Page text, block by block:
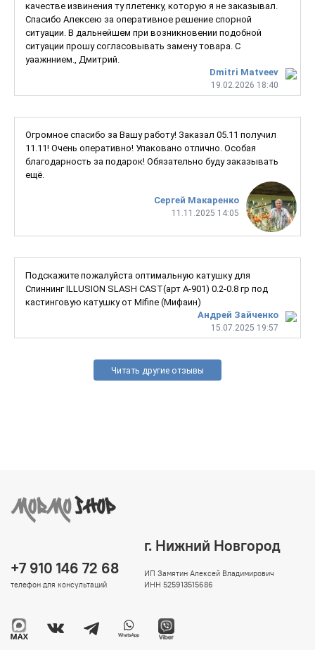
Dmitri Matveev
19.02.2026 18:40
качестве извинения ту плетенку, которую я не заказывал.
Спасибо Алексею за оперативное решение спорной
ситуации. В дальнейшем при возникновении подобной
ситуации прошу согласовывать замену товара. С
уаажннием., Дмитрий.
Сергей Макаренко
11.11.2025 14:05
Огромное спасибо за Вашу работу! Заказал 05.11 получил
11.11! Очень оперативно! Упаковано отлично. Особая
благодарность за подарок! Обязательно буду заказывать
ещё.
Андрей Зайченко
15.07.2025 19:57
Подскажите пожалуйста оптимальную катушку для
Спиннинг ILLUSION SLASH CAST(арт A-901) 0.2-0.8 гр под
кастинговую катушку от Mifine (Мифаин)
Читать другие отзывы
+7 910 146 72 68
телефон для консультаций
г. Нижний Новгород
ИП Замятин Алексей Владимирович
ИНН 525913515686